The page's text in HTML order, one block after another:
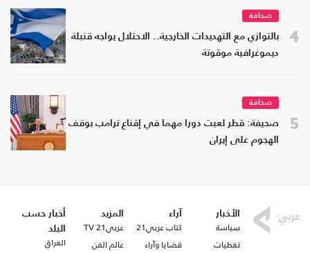
4
صحافة
بالتوازي مع التهديدات الخارجية.. الاحتلال يواجه قنبلة
ديموغرافية موقوتة
5
صحافة
صحيفة: قطر لعبت دورا مهما في إقناع ترامب بوقف
الهجوم على إيران
الأخبار
سياسة
تغطيات
آراء
كتاب عربي21
قضايا وآراء
المزيد
عربي21 TV
عالم الفن
أخبار حسب
البلد
العراق